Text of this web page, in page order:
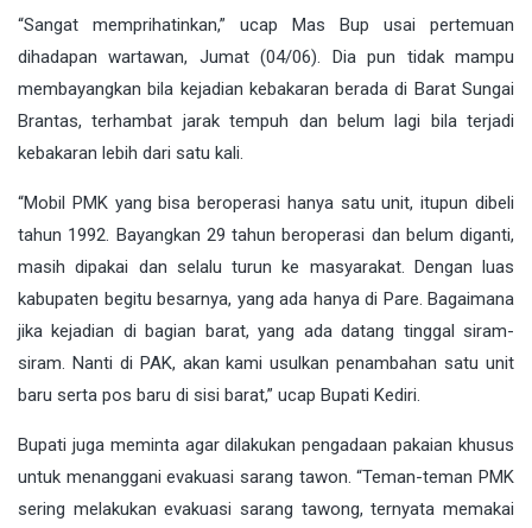
“Sangat memprihatinkan,” ucap Mas Bup usai pertemuan
dihadapan wartawan, Jumat (04/06). Dia pun tidak mampu
membayangkan bila kejadian kebakaran berada di Barat Sungai
Brantas, terhambat jarak tempuh dan belum lagi bila terjadi
kebakaran lebih dari satu kali.
“Mobil PMK yang bisa beroperasi hanya satu unit, itupun dibeli
tahun 1992. Bayangkan 29 tahun beroperasi dan belum diganti,
masih dipakai dan selalu turun ke masyarakat. Dengan luas
kabupaten begitu besarnya, yang ada hanya di Pare. Bagaimana
jika kejadian di bagian barat, yang ada datang tinggal siram-
siram. Nanti di PAK, akan kami usulkan penambahan satu unit
baru serta pos baru di sisi barat,” ucap Bupati Kediri.
Bupati juga meminta agar dilakukan pengadaan pakaian khusus
untuk menanggani evakuasi sarang tawon. “Teman-teman PMK
sering melakukan evakuasi sarang tawong, ternyata memakai